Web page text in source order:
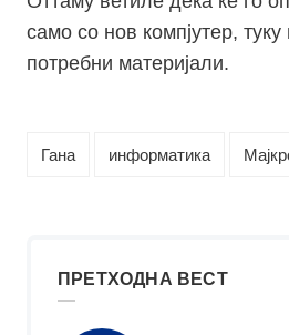
само со нов компјутер, туку
потребни материјали.
Гана информатика
ПРЕТХОДНА ВЕСТ